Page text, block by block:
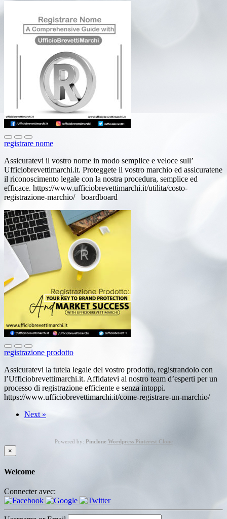
registrare nome
Assicuratevi il vostro nome in modo semplice e veloce sull’
Ufficiobrevettimarchi.it. Proteggete il vostro marchio ed assicuratene
il riconoscimento legale con la nostra procedura, semplice ed
efficace. https://www.ufficiobrevettimarchi.it/utilita/costo-
registrazione-marchio/ boardboard
registrazione prodotto
Assicuratevi la tutela legale del vostro prodotto, registrandolo con
l’Ufficiobrevettimarchi.it. Affidatevi al nostro team d’esperti per un
processo di registrazione efficiente e senza intoppi.
https://www.ufficiobrevettimarchi.it/come-registrare-un-marchio/
Next »
Powered by: Pinclone Wordpress Pinterest Clone
×
Welcome
Connecter avec: